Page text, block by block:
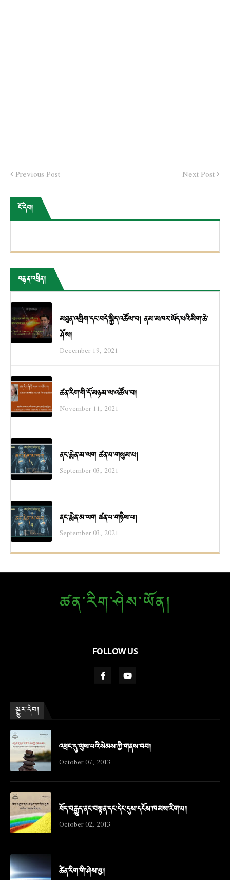
Previous Post Next Post
ངོ་དེབ།
བརྙན་འཕྲིན།
མཐུན་འགྲིག་དང་བདེ་སྐྱིད་འཚོལ་བ། ནམ་མཁར་ཡོད་པའི་མིག་ཆེ་
ཤོས།
December 19, 2021
ཚན་རིག་གི་དོ་མཉམ་ལ་འཚོལ་བ།
November 11, 2021
ནང་རྨེན་མ་ལག ཚན་པ་གསུམ་པ།
September 03, 2021
ནང་རྨེན་མ་ལག ཚན་པ་གཉིས་པ།
September 03, 2021
FOLLOW US
སྒྱུར་དེབ།
འཕྲང་དུ་ལུས་པའི་སེམས་ཀྱི་གནས་བབ།
October 07, 2013
བོད་བརྒྱུད་ནང་བསྟན་དང་དེང་དུས་དངོས་ཁམས་རིག་པ།
October 02, 2013
ཚེན་རིག་གི་ཤེས་བྱ།